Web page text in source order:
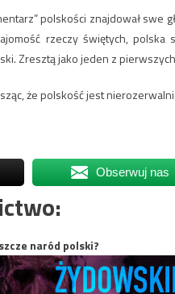
polskości znajdował swe
rzeczy świętych, polska
Zresztą jako jeden z
że polskość jest
Obserwuj nas
naród polski?